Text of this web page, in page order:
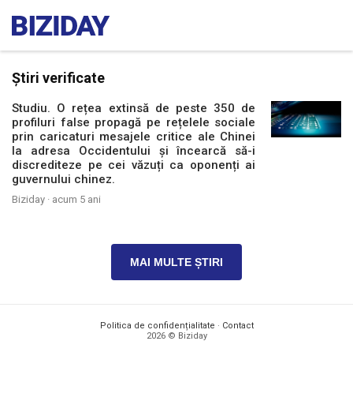
Știri verificate
Studiu. O rețea extinsă de peste 350 de
profiluri false propagă pe rețelele sociale
prin caricaturi mesajele critice ale Chinei
la adresa Occidentului și încearcă să-i
discrediteze pe cei văzuți ca oponenți ai
guvernului chinez.
Biziday · acum 5 ani
MAI MULTE ȘTIRI
Politica de confidențialitate · Contact
2026 © Biziday